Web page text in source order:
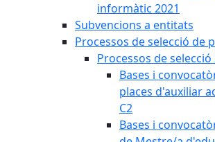
informàtic 2021
Subvencions a entitats
Processos de selecció de
Processos de selecció
Bases i
places d'auxiliar
C2
Bases i